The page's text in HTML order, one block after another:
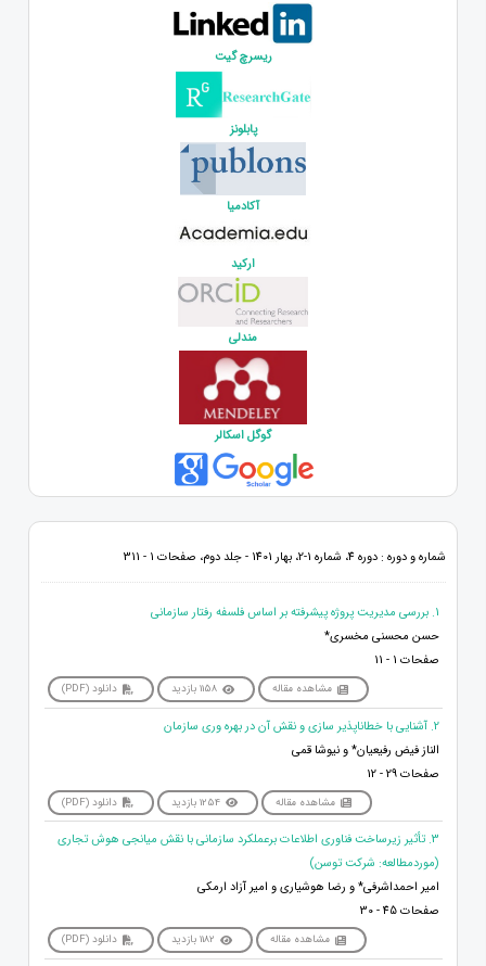
ریسرچ گیت
پابلونز
آکادمیا
ارکید
مندلی
گوگل اسکالر
شماره و دوره : دوره 4، شماره 1-2، بهار 1401 - جلد دوم، صفحات 1 - 311
1. بررسی مدیریت پروژه پیشرفته بر اساس فلسفه رفتار سازمانی
حسن محسنی مخسری*
صفحات 1 - 11
مشاهده مقاله 1158 بازدید دانلود (PDF)
2. آشنایی با خطاناپذیر سازی و نقش آن در بهره وری سازمان
الناز فیض رفیعیان* و نیوشا قمی
صفحات 29 - 12
مشاهده مقاله 1254 بازدید دانلود (PDF)
3. تأثیر زیرساخت فناوری اطلاعات برعملکرد سازمانی با نقش میانجی هوش تجاری
(موردمطالعه: شرکت توسن)
امیر احمداشرفی* و رضا هوشیاری و امیر آزاد ارمکی
صفحات 45 - 30
مشاهده مقاله 1182 بازدید دانلود (PDF)